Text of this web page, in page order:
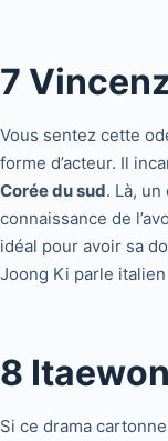
7
Vous sentez cette
forme d’acteur. Il
Corée du sud. Là,
connaissance de
idéal pour avoir sa
Joong Ki parle italien
8
Si ce drama